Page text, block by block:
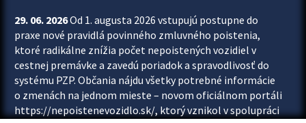
29. 06. 2026Od 1. augusta 2026 vstupujú postupne do
praxe nové pravidlá povinného zmluvného poistenia,
ktoré radikálne znížia počet nepoistených vozidiel v
cestnej premávke a zavedú poriadok a spravodlivosť do
systému PZP. Občania nájdu všetky potrebné informácie
o zmenách na jednom mieste – novom oficiálnom portáli
https://nepoistenevozidlo.sk/, ktorý vznikol v spolupráci